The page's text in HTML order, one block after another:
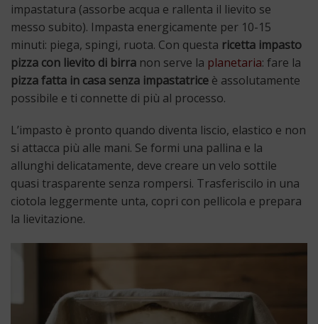
impastatura (assorbe acqua e rallenta il lievito se
messo subito). Impasta energicamente per 10-15
minuti: piega, spingi, ruota. Con questa ricetta impasto
pizza con lievito di birra non serve la planetaria: fare la
pizza fatta in casa senza impastatrice è assolutamente
possibile e ti connette di più al processo.
L’impasto è pronto quando diventa liscio, elastico e non
si attacca più alle mani. Se formi una pallina e la
allunghi delicatamente, deve creare un velo sottile
quasi trasparente senza rompersi. Trasferiscilo in una
ciotola leggermente unta, copri con pellicola e prepara
la lievitazione.